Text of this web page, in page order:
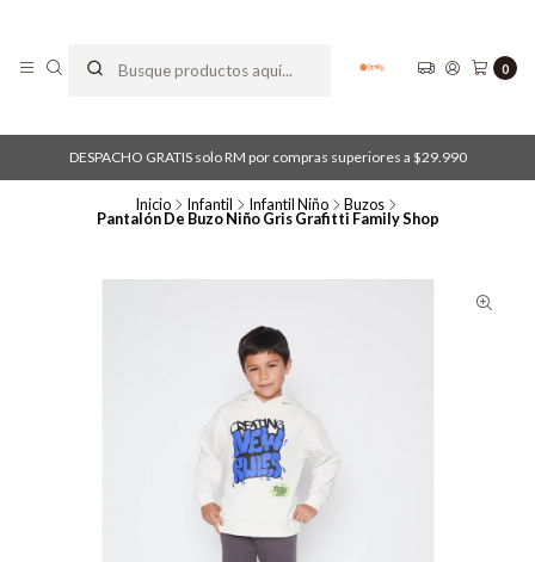
0
DESPACHO GRATIS solo RM por compras superiores a $29.990
Inicio Infantil Infantil Niño Buzos
Pantalón De Buzo Niño Gris Grafitti Family Shop